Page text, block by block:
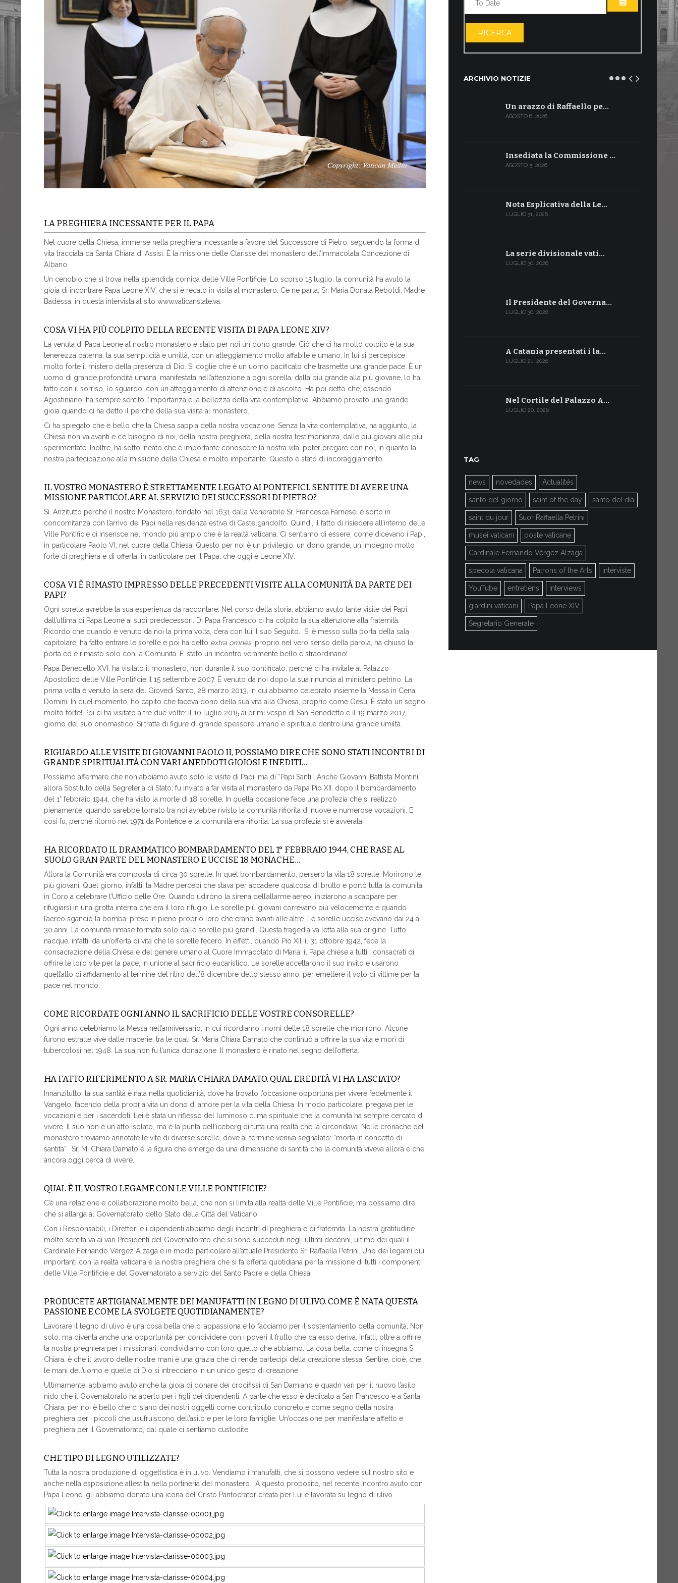
LA PREGHIERA INCESSANTE PER IL PAPA
Nel cuore della Chiesa, immerse nella preghiera incessante a favore del Successore di Pietro, seguendo la forma di
vita tracciata da Santa Chiara di Assisi. È la missione delle Clarisse del monastero dell’Immacolata Concezione di
Albano.
Un cenobio che si trova nella splendida cornica delle Ville Pontificie. Lo scorso 15 luglio, la comunità ha avuto la
gioia di incontrare Papa Leone XIV, che si è recato in visita al monastero. Ce ne parla, Sr. Maria Donata Reboldi, Madre
Badessa, in questa intervista al sito www.vaticanstate.va.
COSA VI HA PIÙ COLPITO DELLA RECENTE VISITA DI PAPA LEONE XIV?
La venuta di Papa Leone al nostro monastero è stato per noi un dono grande. Ciò che ci ha molto colpito è la sua
tenerezza paterna, la sua semplicità e umiltà, con un atteggiamento molto affabile e umano. In lui si percepisce
molto forte il mistero della presenza di Dio. Si coglie che è un uomo pacificato che trasmette una grande pace. È un
uomo di grande profondità umana, manifestata nell’attenzione a ogni sorella, dalla più grande alla più giovane, lo ha
fatto con il sorriso, lo sguardo, con un atteggiamento di attenzione e di ascolto. Ha poi detto che, essendo
Agostiniano, ha sempre sentito l’importanza e la bellezza della vita contemplativa. Abbiamo provato una grande
gioia quando ci ha detto il perché della sua visita al monastero.
Ci ha spiegato che è bello che la Chiesa sappia della nostra vocazione. Senza la vita contemplativa, ha aggiunto, la
Chiesa non va avanti e c’è bisogno di noi, della nostra preghiera, della nostra testimonianza, dalle più giovani alle più
sperimentate. Inoltre, ha sottolineato che è importante conoscere la nostra vita, poter pregare con noi, in quanto la
nostra partecipazione alla missione della Chiesa è molto importante. Questo è stato di incoraggiamento.
IL VOSTRO MONASTERO È STRETTAMENTE LEGATO AI PONTEFICI. SENTITE DI AVERE UNA
MISSIONE PARTICOLARE AL SERVIZIO DEI SUCCESSORI DI PIETRO?
Sì. Anzitutto perché il nostro Monastero, fondato nel 1631 dalla Venerabile Sr. Francesca Farnese, è sorto in
concomitanza con l’arrivo dei Papi nella residenza estiva di Castelgandolfo. Quindi, il fatto di risiedere all’interno delle
Ville Pontificie ci inserisce nel mondo più ampio che è la realtà vaticana. Ci sentiamo di essere, come dicevano i Papi,
in particolare Paolo VI, nel cuore della Chiesa. Questo per noi è un privilegio, un dono grande, un impegno molto
forte di preghiera e di offerta, in particolare per il Papa, che oggi è Leone XIV.
COSA VI È RIMASTO IMPRESSO DELLE PRECEDENTI VISITE ALLA COMUNITÀ DA PARTE DEI
PAPI?
Ogni sorella avrebbe la sua esperienza da raccontare. Nel corso della storia, abbiamo avuto tante visite dei Papi,
dall’ultima di Papa Leone ai suoi predecessori. Di Papa Francesco ci ha colpito la sua attenzione alla fraternità.
Ricordo che quando è venuto da noi la prima volta, c’era con lui il suo Seguito. Si è messo sulla porta della sala
capitolare, ha fatto entrare le sorelle e poi ha detto extra omnes, proprio nel vero senso della parola, ha chiuso la
porta ed è rimasto solo con la Comunità. E’ stato un incontro veramente bello e straordinario!
Papa Benedetto XVI, ha visitato il monastero, non durante il suo pontificato, perché ci ha invitate al Palazzo
Apostolico delle Ville Pontificie il 15 settembre 2007. È venuto da noi dopo la sua rinuncia al ministero petrino. La
prima volta è venuto la sera del Giovedì Santo, 28 marzo 2013, in cui abbiamo celebrato insieme la Messa in Cena
Domini. In quel momento, ho capito che faceva dono della sua vita alla Chiesa, proprio come Gesù. È stato un segno
molto forte! Poi ci ha visitato altre due volte: il 10 luglio 2015 ai primi vespri di San Benedetto e il 19 marzo 2017,
giorno del suo onomastico. Si tratta di figure di grande spessore umano e spirituale dentro una grande umiltà.
RIGUARDO ALLE VISITE DI GIOVANNI PAOLO II, POSSIAMO DIRE CHE SONO STATI INCONTRI DI
GRANDE SPIRITUALITÀ CON VARI ANEDDOTI GIOIOSI E INEDITI…
Possiamo affermare che non abbiamo avuto solo le visite di Papi, ma di “Papi Santi”. Anche Giovanni Battista Montini,
allora Sostituto della Segreteria di Stato, fu inviato a far visita al monastero da Papa Pio XII, dopo il bombardamento
del 1° febbraio 1944, che ha visto la morte di 18 sorelle. In quella occasione fece una profezia che si realizzò
pienamente: quando sarebbe tornato tra noi avrebbe rivisto la comunità rifiorita di nuove e numerose vocazioni. E
così fu, perché ritornò nel 1971 da Pontefice e la comunità era rifiorita. La sua profezia si è avverata.
HA RICORDATO IL DRAMMATICO BOMBARDAMENTO DEL 1° FEBBRAIO 1944, CHE RASE AL
SUOLO GRAN PARTE DEL MONASTERO E UCCISE 18 MONACHE…
Allora la Comunità era composta di circa 30 sorelle. In quel bombardamento, persero la vita 18 sorelle. Morirono le
più giovani. Quel giorno, infatti, la Madre percepì che stava per accadere qualcosa di brutto e portò tutta la comunità
in Coro a celebrare l’Ufficio delle Ore. Quando udirono la sirena dell’allarme aereo, iniziarono a scappare per
rifugiarsi in una grotta interna che era il loro rifugio. Le sorelle più giovani correvano più velocemente e quando
l’aereo sganciò la bomba, prese in pieno proprio loro che erano avanti alle altre. Le sorelle uccise avevano dai 24 ai
30 anni. La comunità rimase formata solo dalle sorelle più grandi. Questa tragedia va letta alla sua origine. Tutto
nacque, infatti, da un’offerta di vita che le sorelle fecero. In effetti, quando Pio XII, il 31 ottobre 1942, fece la
consacrazione della Chiesa e del genere umano al Cuore Immacolato di Maria, il Papa chiese a tutti i consacrati di
offrire le loro vite per la pace, in unione al sacrificio eucaristico. Le sorelle accettarono il suo invito e usarono
quell’atto di affidamento al termine del ritiro dell’8 dicembre dello stesso anno, per emettere il voto di vittime per la
pace nel mondo.
COME RICORDATE OGNI ANNO IL SACRIFICIO DELLE VOSTRE CONSORELLE?
Ogni anno celebriamo la Messa nell’anniversario, in cui ricordiamo i nomi delle 18 sorelle che morirono. Alcune
furono estratte vive dalle macerie, tra le quali Sr. Maria Chiara Damato che continuò a offrire la sua vita e morì di
tubercolosi nel 1948. La sua non fu l’unica donazione. Il monastero è rinato nel segno dell’offerta.
HA FATTO RIFERIMENTO A SR. MARIA CHIARA DAMATO. QUAL EREDITÀ VI HA LASCIATO?
Innanzitutto, la sua santità è nata nella quotidianità, dove ha trovato l’occasione opportuna per vivere fedelmente il
Vangelo, facendo della propria vita un dono di amore per la vita della Chiesa. In modo particolare, pregava per le
vocazioni e per i sacerdoti. Lei è stata un riflesso del luminoso clima spirituale che la comunità ha sempre cercato di
vivere. Il suo non è un atto isolato, ma è la punta dell’iceberg di tutta una realtà che la circondava. Nelle cronache del
monastero troviamo annotate le vite di diverse sorelle, dove al termine veniva segnalato: “morta in concetto di
santità”. Sr. M. Chiara Damato è la figura che emerge da una dimensione di santità che la comunità viveva allora e che
ancora oggi cerca di vivere.
QUAL È IL VOSTRO LEGAME CON LE VILLE PONTIFICIE?
C’è una relazione e collaborazione molto bella, che non si limita alla realtà delle Ville Pontificie, ma possiamo dire
che si allarga al Governatorato dello Stato della Città del Vaticano.
Con i Responsabili, i Direttori e i dipendenti abbiamo degli incontri di preghiera e di fraternità. La nostra gratitudine
molto sentita va ai vari Presidenti del Governatorato che si sono succeduti negli ultimi decenni, ultimo dei quali il
Cardinale Fernando Vérgez Alzaga e in modo particolare all’attuale Presidente Sr. Raffaella Petrini. Uno dei legami più
importanti con la realtà vaticana è la nostra preghiera che si fa offerta quotidiana per la missione di tutti i componenti
delle Ville Pontificie e del Governatorato a servizio del Santo Padre e della Chiesa.
PRODUCETE ARTIGIANALMENTE DEI MANUFATTI IN LEGNO DI ULIVO. COME È NATA QUESTA
PASSIONE E COME LA SVOLGETE QUOTIDIANAMENTE?
Lavorare il legno di ulivo è una cosa bella che ci appassiona e lo facciamo per il sostentamento della comunità, Non
solo, ma diventa anche una opportunità per condividere con i poveri il frutto che da esso deriva. Infatti, oltre a offrire
la nostra preghiera per i missionari, condividiamo con loro quello che abbiamo. La cosa bella, come ci insegna S.
Chiara, è che il lavoro delle nostre mani è una grazia che ci rende partecipi della creazione stessa. Sentire, cioè, che
le mani dell’uomo e quelle di Dio si intrecciano in un unico gesto di creazione.
Ultimamente, abbiamo avuto anche la gioia di donare dei crocifissi di San Damiano e quadri vari per il nuovo l’asilo
nido che il Governatorato ha aperto per i figli dei dipendenti. A parte che esso è dedicato a San Francesco e a Santa
Chiara, per noi è bello che ci siano dei nostri oggetti come contributo concreto e come segno della nostra
preghiera per i piccoli che usufruiscono dell’asilo e per le loro famiglie. Un’occasione per manifestare affetto e
preghiera per il Governatorato, dal quale ci sentiamo custodite.
CHE TIPO DI LEGNO UTILIZZATE?
Tutta la nostra produzione di oggettistica è in ulivo. Vendiamo i manufatti, che si possono vedere sul nostro sito e
anche nella esposizione allestita nella portineria del monastero. A questo proposito, nel recente incontro avuto con
Papa Leone, gli abbiamo donato una icona del Cristo Pantocrator creata per Lui e lavorata su legno di ulivo.
APRI IL
RICERCA
ARCHIVIO NOTIZIE
Un arazzo di Raffaello pe…
AGOSTO 6, 2026
Insediata la Commissione …
AGOSTO 5, 2026
Nota Esplicativa della Le…
LUGLIO 31, 2026
La serie divisionale vati…
LUGLIO 30, 2026
Il Presidente del Governa…
LUGLIO 30, 2026
A Catania presentati i la…
LUGLIO 21, 2026
Nel Cortile del Palazzo A…
LUGLIO 20, 2026
TAG
news novedades Actualités
santo del giorno saint of the day santo del día
saint du jour Suor Raffaella Petrini
musei vaticani poste vaticane
Cardinale Fernando Vérgez Alzaga
specola vaticana Patrons of the Arts interviste
YouTube entretiens interviews
giardini vaticani Papa Leone XIV
Segretario Generale